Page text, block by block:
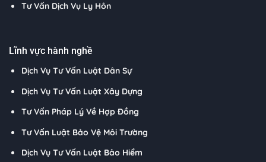
Tư Vấn Dịch Vụ Ly Hôn
Lĩnh vực hành nghề
Dịch Vụ Tư Vấn Luật Dân Sự
Dịch Vụ Tư Vấn Luật Xây Dựng
Tư Vấn Pháp Lý Về Hợp Đồng
Tư Vấn Luật Bảo Vệ Môi Trường
Dịch Vụ Tư Vấn Luật Bảo Hiểm